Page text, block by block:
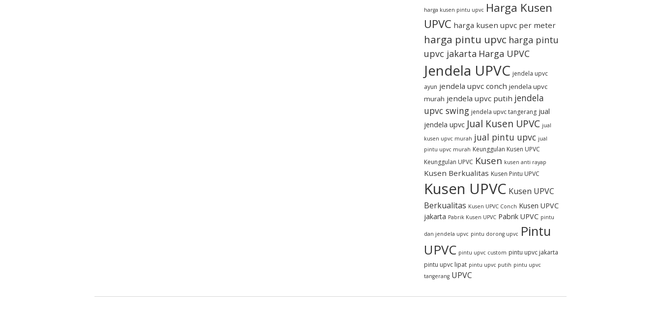
harga kusen pintu upvc Harga Kusen
UPVC harga kusen upvc per meter
harga pintu upvc harga pintu
upvc jakarta Harga UPVC
Jendela UPVC jendela upvc
ayun jendela upvc conch jendela upvc
murah jendela upvc putih jendela
upvc swing jendela upvc tangerang jual
jendela upvc Jual Kusen UPVC jual
kusen upvc murah jual pintu upvc jual
pintu upvc murah Keunggulan Kusen UPVC
Keunggulan UPVC Kusen kusen anti rayap
Kusen Berkualitas Kusen Pintu UPVC
Kusen UPVC Kusen UPVC
Berkualitas Kusen UPVC Conch Kusen UPVC
jakarta Pabrik Kusen UPVC Pabrik UPVC pintu
dan jendela upvc pintu dorong upvc Pintu
UPVC pintu upvc custom pintu upvc jakarta
pintu upvc lipat pintu upvc putih pintu upvc
tangerang UPVC